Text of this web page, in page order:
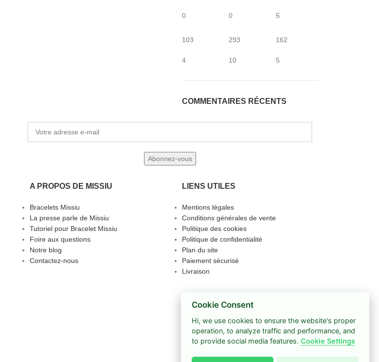
0 0 5
103
4
293
10
162
5
COMMENTAIRES RÉCENTS
A PROPOS DE MISSIU
Bracelets Missiu
La presse parle de Missiu
Tutoriel pour Bracelet Missiu
Foire aux questions
Notre blog
Contactez-nous
LIENS UTILES
Mentions légales
Conditions générales de vente
Politique des cookies
Politique de confidentialité
Plan du site
Paiement sécurisé
Livraison
Cookie Consent
Hi, we use cookies to ensure the website's proper
operation, to analyze traffic and performance, and
to provide social media features.Cookie Settings